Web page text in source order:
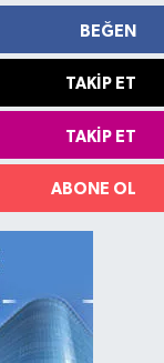
BEĞEN
TAKIP ET
TAKIP ET
ABONE OL